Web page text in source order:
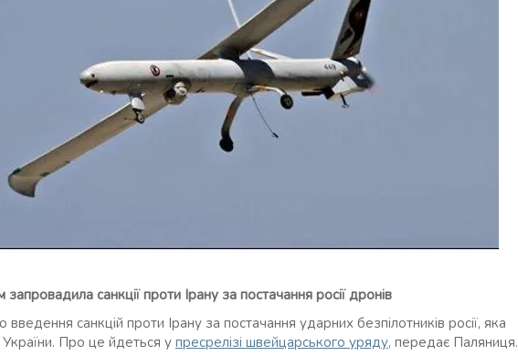
санкції проти Ірану за постачання росії дронів
санкцій проти Ірану за постачання ударних безпілотників росії, яка
України. Про це йдеться упресрелізі швейцарського уряду, передає Паляниця.